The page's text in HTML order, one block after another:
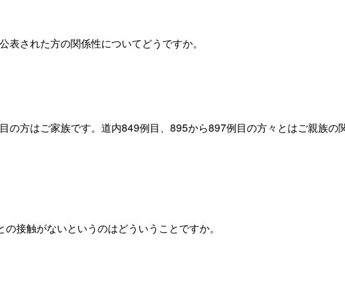
された方の関係性についてどうですか。
の方はご家族です。道内849例目、895から897例目の方々とはご親族の
接触がないというのはどういうことですか。